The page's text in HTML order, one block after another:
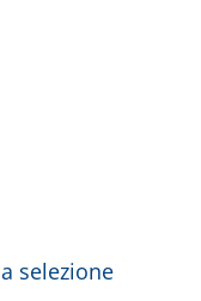
selezione